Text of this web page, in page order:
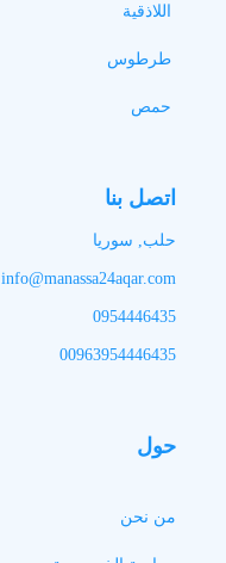
اللاذقية
طرطوس
حمص
اتصل بنا
حلب, سوريا
info@manassa24aqar.com
0954446435
00963954446435
حول
من نحن